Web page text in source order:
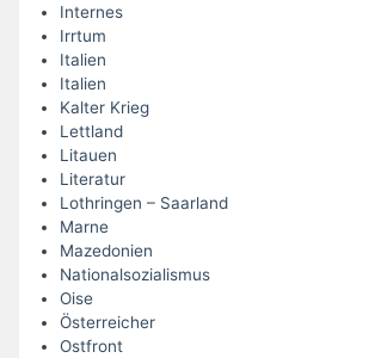
Internes
Irrtum
Italien
Italien
Kalter Krieg
Lettland
Litauen
Literatur
Lothringen – Saarland
Marne
Mazedonien
Nationalsozialismus
Oise
Österreicher
Ostfront